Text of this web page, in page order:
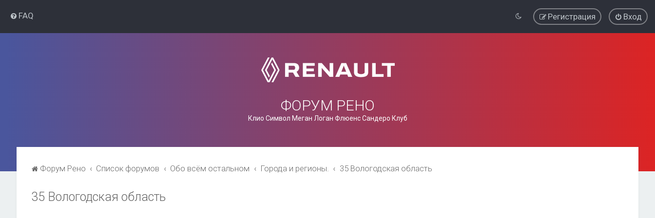
FAQ Вход
Регистрация
ФОРУМ РЕНО
Клио Символ Меган Логан Флюенс Сандеро Клуб
Форум Рено Список форумов Обо всём остальном Города и регионы. 35 Вологодская область
35 Вологодская область